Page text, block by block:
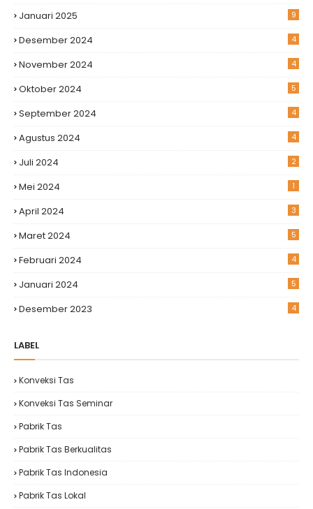
Januari 2025 9
Desember 2024 4
November 2024 4
Oktober 2024 5
September 2024 4
Agustus 2024 4
Juli 2024 2
Mei 2024 1
April 2024 3
Maret 2024 5
Februari 2024 4
Januari 2024 5
Desember 2023 4
LABEL
Konveksi Tas
Konveksi Tas Seminar
Pabrik Tas
Pabrik Tas Berkualitas
Pabrik Tas Indonesia
Pabrik Tas Lokal